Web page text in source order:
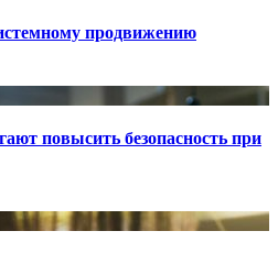
продвижению
повысить безопасность при